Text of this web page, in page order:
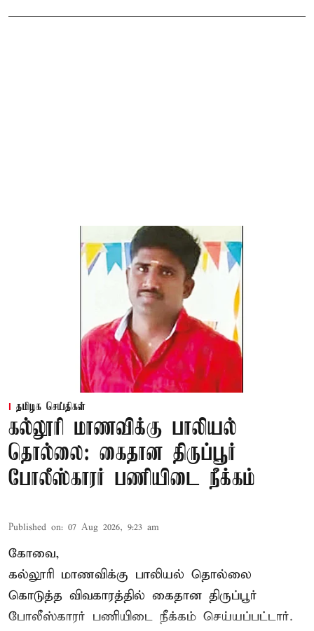
தமிழக செய்திகள்
கல்லூரி மாணவிக்கு பாலியல்
தொல்லை: கைதான திருப்பூர்
போலீஸ்காரர் பணியிடை நீக்கம்
Published on: 07 Aug 2026, 9:23 am
கோவை,
கல்லூரி மாணவிக்கு பாலியல் தொல்லை
கொடுத்த விவகாரத்தில் கைதான திருப்பூர்
போலீஸ்காரர் பணியிடை நீக்கம் செய்யப்பட்டார்.